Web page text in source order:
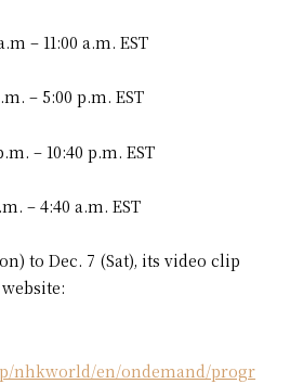
– 11:00 a.m. EST
– 5:00 p.m. EST
– 10:40 p.m. EST
– 4:40 a.m. EST
to Dec. 7 (Sat), its video clip
nhkworld/en/ondemand/progr